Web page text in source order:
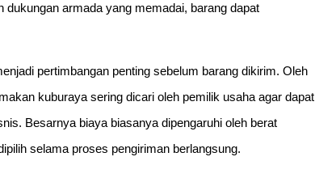
dukungan armada yang memadai, barang dapat
pertimbangan penting sebelum barang dikirim. Oleh
kuburaya sering dicari oleh pemilik usaha agar dapat
Besarnya biaya biasanya dipengaruhi oleh berat
selama proses pengiriman berlangsung.